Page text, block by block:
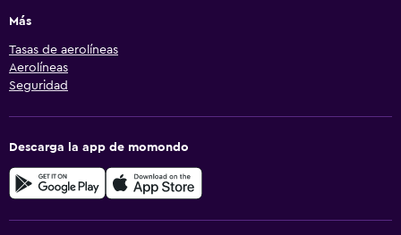
Más
Tasas de aerolíneas
Aerolíneas
Seguridad
Descarga la app de momondo